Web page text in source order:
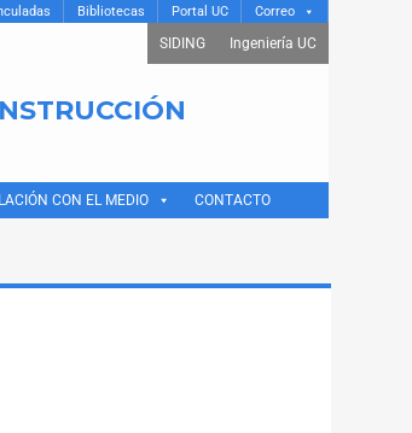
Bibliotecas Portal UC Correo
SIDING Ingeniería UC
CON EL MEDIO CONTACTO